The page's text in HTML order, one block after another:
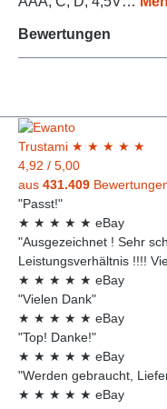
Bewertungen
Trustami ★ ★ ★ ★ ★
4,92 / 5,00
aus 431.409
"Passt!"
★ ★ ★ ★ ★ eBay
"Ausgezeichnet ! Sehr
Leistungsverhältnis !!!!
★ ★ ★ ★ ★ eBay
"Vielen Dank"
★ ★ ★ ★ ★ eBay
"Top! Danke!"
★ ★ ★ ★ ★ eBay
"Werden gebraucht,
★ ★ ★ ★ ★ eBay